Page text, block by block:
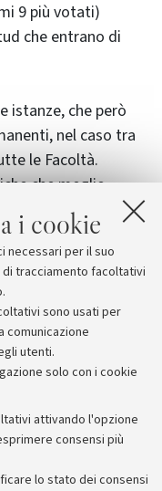
i cookie
necessari per il suo
tracciamento facoltativi
sono usati per
comunicazione
utenti.
solo con i cookie
attivando l'opzione
consensi più
lo stato dei consensi
9 più votati)
che entrano di
istanze, che però
nel caso tra
le Facoltà.
che meglio
studentesco: dare
studio. Viene
delle
Statuto).